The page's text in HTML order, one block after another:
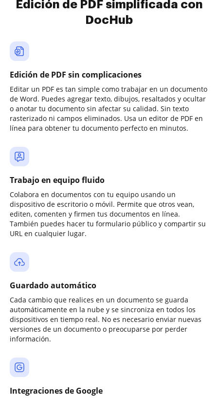
Edición de PDF simplificada con
DocHub
Edición de PDF sin complicaciones
Editar un PDF es tan simple como trabajar en un documento
de Word. Puedes agregar texto, dibujos, resaltados y ocultar
o anotar tu documento sin afectar su calidad. Sin texto
rasterizado ni campos eliminados. Usa un editor de PDF en
línea para obtener tu documento perfecto en minutos.
Trabajo en equipo fluido
Colabora en documentos con tu equipo usando un
dispositivo de escritorio o móvil. Permite que otros vean,
editen, comenten y firmen tus documentos en línea.
También puedes hacer tu formulario público y compartir su
URL en cualquier lugar.
Guardado automático
Cada cambio que realices en un documento se guarda
automáticamente en la nube y se sincroniza en todos los
dispositivos en tiempo real. No es necesario enviar nuevas
versiones de un documento o preocuparse por perder
información.
Integraciones de Google